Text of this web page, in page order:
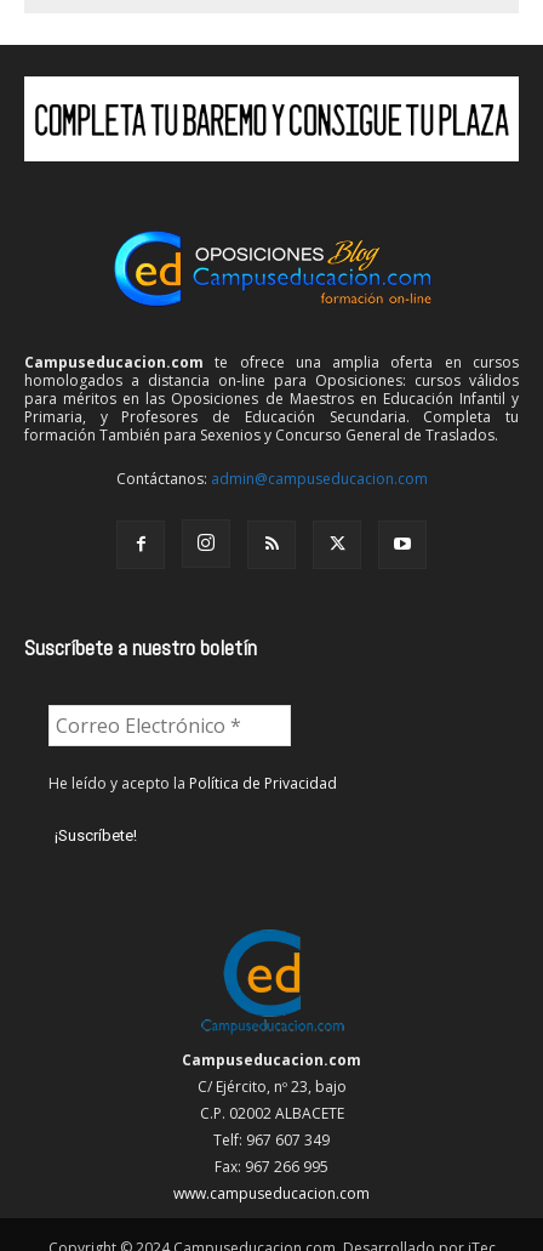
Campuseducacion.com te ofrece una amplia oferta en cursos
homologados a distancia on-line para Oposiciones: cursos válidos
para méritos en las Oposiciones de Maestros en Educación Infantil y
Primaria, y Profesores de Educación Secundaria. Completa tu
formación También para Sexenios y Concurso General de Traslados.
Contáctanos: admin@campuseducacion.com
Suscríbete a nuestro boletín
He leído y acepto la Política de Privacidad
Campuseducacion.com
C/ Ejército, nº 23, bajo
C.P. 02002 ALBACETE
Telf: 967 607 349
Fax: 967 266 995
www.campuseducacion.com